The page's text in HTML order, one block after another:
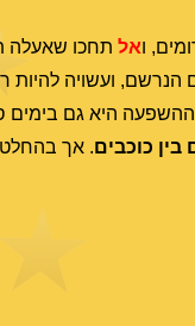
ואל תחכו שאעלה
הנרשם, ועשויה להיות
ההשפעה היא גם בימים
כוכבים. אך